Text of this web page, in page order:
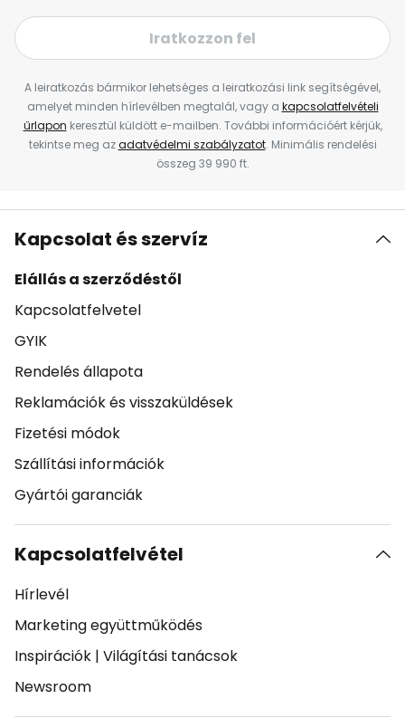
Iratkozzon fel
A leiratkozás bármikor lehetséges a leiratkozási link segítségével,
amelyet minden hírlevélben megtalál, vagy a kapcsolatfelvételi
űrlapon keresztül küldött e-mailben. További információért kérjük,
tekintse meg azadatvédelmi szabályzatot. Minimális rendelési
összeg 39 990 ft.
Kapcsolat és szervíz
Elállás a szerződéstől
Kapcsolatfelvetel
GYIK
Rendelés állapota
Reklamációk és visszaküldések
Fizetési módok
Szállítási információk
Gyártói garanciák
Kapcsolatfelvétel
Hírlevél
Marketing együttműködés
Inspirációk | Világítási tanácsok
Newsroom